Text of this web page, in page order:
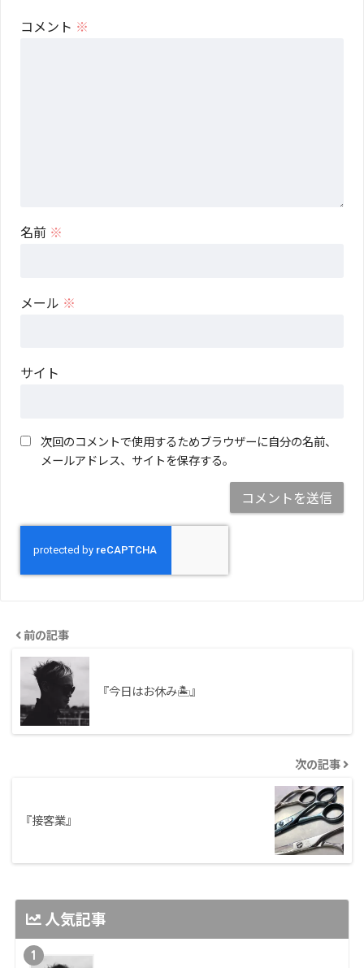
コメント ※
名前 ※
メール ※
サイト
次回のコメントで使用するためブラウザーに自分の名前、
メールアドレス、サイトを保存する。
前の記事
『今日はお休み🏝』
次の記事
『接客業』
人気記事
1